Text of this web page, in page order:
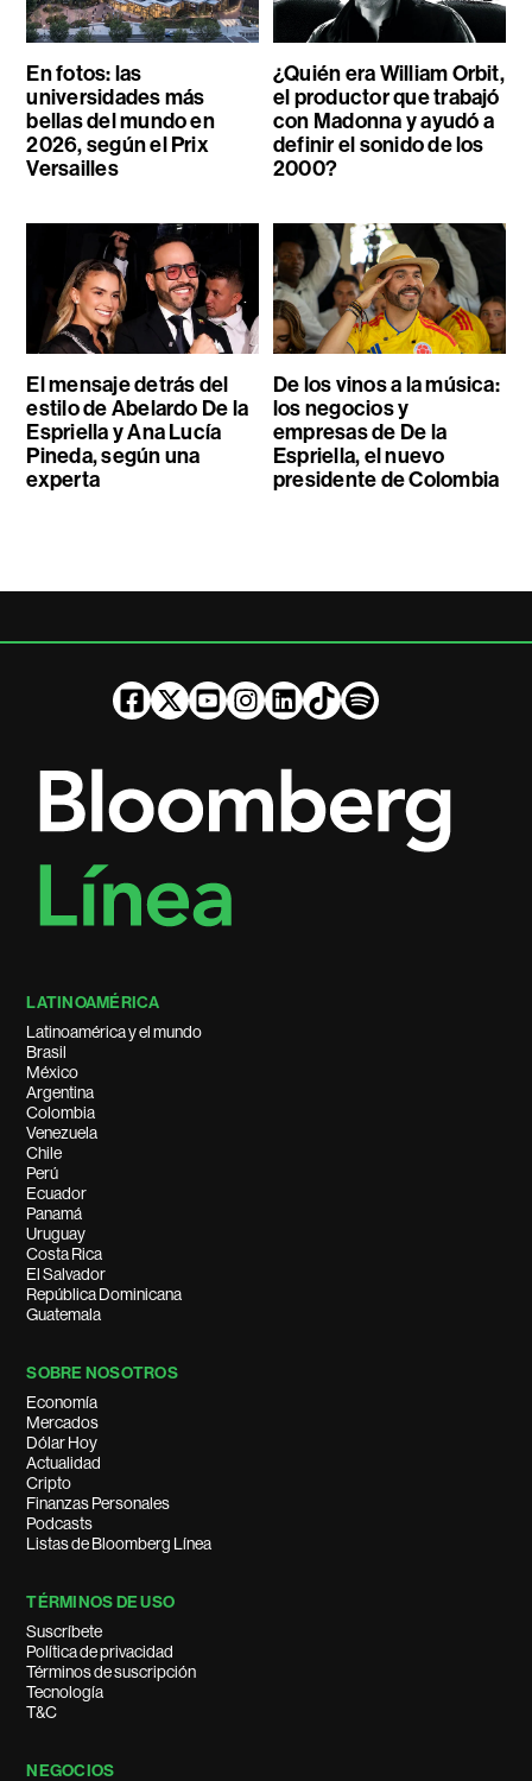
En fotos: las
universidades más
bellas del mundo en
2026, según el Prix
Versailles
¿Quién era William Orbit,
el productor que trabajó
con Madonna y ayudó a
definir el sonido de los
2000?
El mensaje detrás del
estilo de Abelardo De la
Espriella y Ana Lucía
Pineda, según una
experta
De los vinos a la música:
los negocios y
empresas de De la
Espriella, el nuevo
presidente de Colombia
LATINOAMÉRICA
Latinoamérica y el mundo
Brasil
México
Argentina
Colombia
Venezuela
Chile
Perú
Ecuador
Panamá
Uruguay
Costa Rica
El Salvador
República Dominicana
Guatemala
SOBRE NOSOTROS
Economía
Mercados
Dólar Hoy
Actualidad
Cripto
Finanzas Personales
Podcasts
Listas de Bloomberg Línea
TÉRMINOS DE USO
Suscríbete
Política de privacidad
Términos de suscripción
Tecnología
T&C
NEGOCIOS